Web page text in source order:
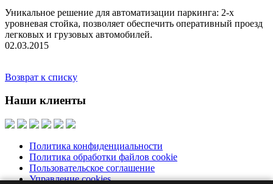
Уникальное решение для автоматизации паркинга: 2-х
уровневая стойка, позволяет обеспечить оперативный проезд
легковых и грузовых автомобилей.
02.03.2015
Возврат к списку
Наши клиенты
Политика конфиденциальности
Политика обработки файлов cookie
Пользовательское соглашение
Управление cookies